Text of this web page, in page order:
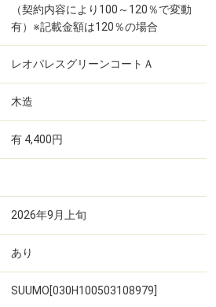
（契約内容により100～120％で変動
有）※記載金額は120％の場合
レオパレスグリーンコートＡ
木造
有 4,400円
2026年9月上旬
あり
SUUMO[030H100503108979]